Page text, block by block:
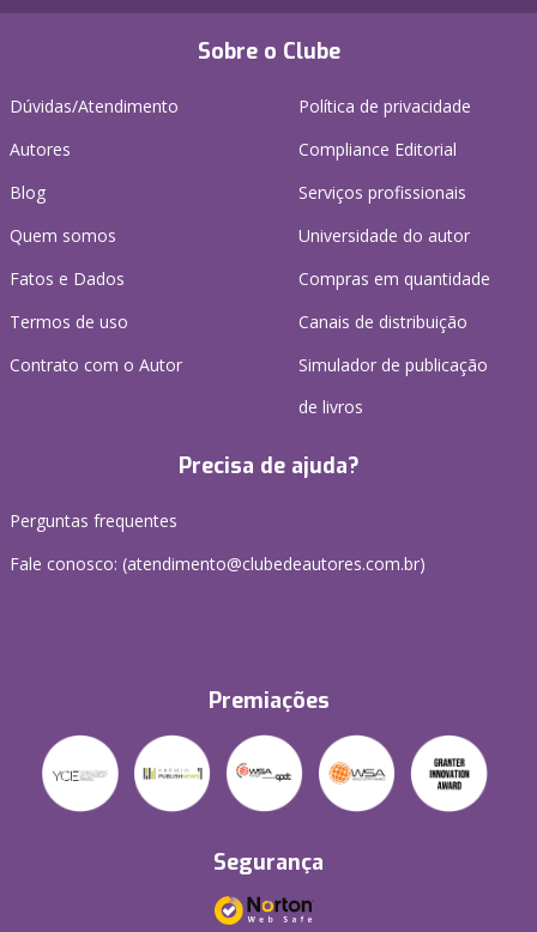
Sobre o Clube
Dúvidas/Atendimento
Autores
Blog
Quem somos
Fatos e Dados
Termos de uso
Contrato com o Autor
Política de privacidade
Compliance Editorial
Serviços profissionais
Universidade do autor
Compras em quantidade
Canais de distribuição
Simulador de publicação
de livros
Precisa de ajuda?
Perguntas frequentes
Fale conosco: (atendimento@clubedeautores.com.br)
Premiações
Segurança